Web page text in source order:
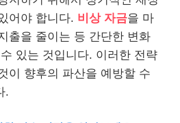
어야 합니다. 비상 자금을 마
출을 줄이는 등 간단한 변화
있는 것입니다. 이러한 전략
이 향후의 파산을 예방할 수
.